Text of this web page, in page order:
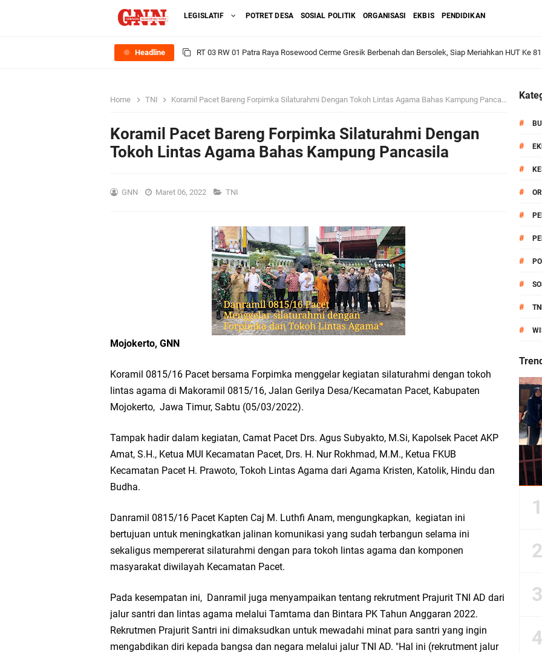
LEGISLATIF POTRET DESA SOSIAL POLITIK ORGANISASI EKBIS PENDIDIKAN
Headline RT 03 RW 01 Patra Raya Rosewood Cerme Gresik Berbenah dan Bersolek, Siap Meriahkan HUT Ke 81
FOZ Jawa Timur Mantapkan Strategi Semester II 2026, Fokus pada Penguatan SDM Amil dan
Tasyakuran Desa Dapet: Doa Bersama dan Pelestarian Budaya Leluhur
Bupati Gresik Cup 2026 siap Digelar, Ajang Strategis Cetak Atlet Menuju Porprov Jatim 2027
Workshop Petani Organik Pati Raya: Meneguhkan Kemandirian Pangan, Merawat Alam,
Tumpeng Nasi Krawu Pecahkan Rekor MURI, KWGe Angkat Kuliner Gresik ke Panggung Dunia
FOZ Jatim, BAZNAS, dan Kemenag Salurkan 22.456 Bingkisan Lebaran Yatim Serentak di Berbagai
Jawa Timur
Bupati Gresik Gus Yani Resmikan Kantor Desa Sidoraharjo: Simbol Komitmen Pelayanan Publik dan
Sosial
Ruwatan Malam Satu Suro di Dusun Kedungsekar Lor, Tradisi Luhur yang Terus Istiqomah
Ketua DPD Golkar Gresik Wongso Negoro Sambut Tahun Baru Islam 1448 H dengan Doa Kedamaian
Selamat Tahun Baru Islam 1 Muharram 1448 H: Pesan Hijrah Drs. H. Husnul Aqib, M.M. untuk Negeri
PDUF MUI Jatim Gelar Doa Awal Tahun Hijriah, Teguhkan Optimisme Menuju Indonesia Emas 2045
Home TNI Koramil Pacet Bareng Forpimka Silaturahmi Dengan Tokoh Lintas Agama Bahas Kampung Pancasila
Koramil Pacet Bareng Forpimka Silaturahmi Dengan
Tokoh Lintas Agama Bahas Kampung Pancasila
GNN Maret 06, 2022 TNI
Mojokerto, GNN
Koramil 0815/16 Pacet bersama Forpimka menggelar kegiatan silaturahmi dengan tokoh
lintas agama di Makoramil 0815/16, Jalan Gerilya Desa/Kecamatan Pacet, Kabupaten
Mojokerto, Jawa Timur, Sabtu (05/03/2022).
Tampak hadir dalam kegiatan, Camat Pacet Drs. Agus Subyakto, M.Si, Kapolsek Pacet AKP
Amat, S.H., Ketua MUI Kecamatan Pacet, Drs. H. Nur Rokhmad, M.M., Ketua FKUB
Kecamatan Pacet H. Prawoto, Tokoh Lintas Agama dari Agama Kristen, Katolik, Hindu dan
Budha.
Danramil 0815/16 Pacet Kapten Caj M. Luthfi Anam, mengungkapkan, kegiatan ini
bertujuan untuk meningkatkan jalinan komunikasi yang sudah terbangun selama ini
sekaligus mempererat silaturahmi dengan para tokoh lintas agama dan komponen
masyarakat diwilayah Kecamatan Pacet.
Pada kesempatan ini, Danramil juga menyampaikan tentang rekrutment Prajurit TNI AD dari
jalur santri dan lintas agama melalui Tamtama dan Bintara PK Tahun Anggaran 2022.
Rekrutmen Prajurit Santri ini dimaksudkan untuk mewadahi minat para santri yang ingin
mengabdikan diri kepada bangsa dan negara melalui jalur TNI AD. "Hal ini (rekrutment jalur
#
#
#
#
#
#
#
#
# TNI
#